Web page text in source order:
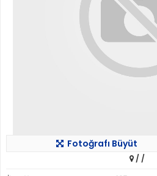
Fotoğrafı Büyüt
/ /